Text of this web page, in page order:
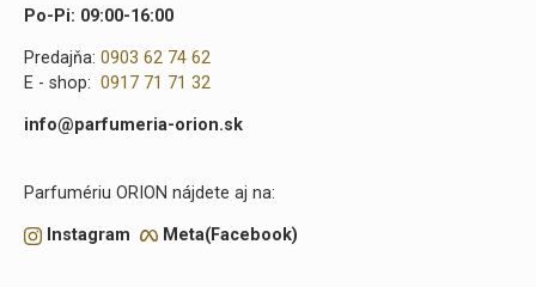
Po-Pi: 09:00-16:00
Predajňa: 0903 62 74 62
E - shop: 0917 71 71 32
info@parfumeria-orion.sk
Parfumériu ORION nájdete aj na:
Instagram Meta(Facebook)